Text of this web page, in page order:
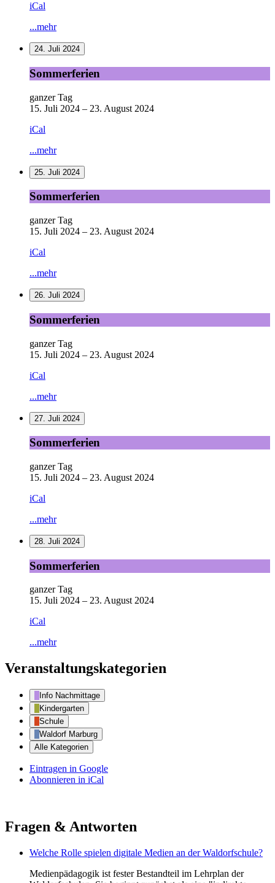
iCal
...mehr
24. Juli 2024
Sommerferien
Sommerferien
ganzer Tag
15. Juli 2024 – 23. August 2024
iCal
...mehr
25. Juli 2024
Sommerferien
Sommerferien
ganzer Tag
15. Juli 2024 – 23. August 2024
iCal
...mehr
26. Juli 2024
Sommerferien
Sommerferien
ganzer Tag
15. Juli 2024 – 23. August 2024
iCal
...mehr
27. Juli 2024
Sommerferien
Sommerferien
ganzer Tag
15. Juli 2024 – 23. August 2024
iCal
...mehr
28. Juli 2024
Sommerferien
Sommerferien
ganzer Tag
15. Juli 2024 – 23. August 2024
iCal
...mehr
Veranstaltungskategorien
Info Nachmittage
Kindergarten
Schule
Waldorf Marburg
Alle Kategorien
Eintragen in Google
Abonnieren in iCal
Fragen & Antworten
Welche Rolle spielen digitale Medien an der Waldorfschule?
Medienpädagogik ist fester Bestandteil im Lehrplan der